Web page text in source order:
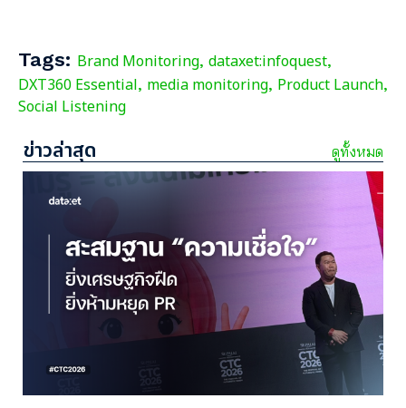
Tags: Brand Monitoring, dataxet:infoquest,
DXT360 Essential, media monitoring, Product Launch,
Social Listening
ข่าวล่าสุด ดูทั้งหมด